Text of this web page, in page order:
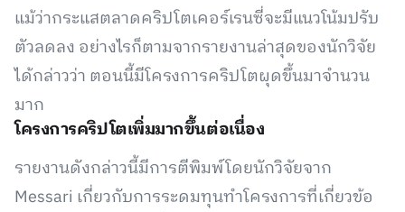
แม้ว่ากระแสตลาดคริปโตเคอร์เรนซี่จะมีแนวโน้มปรับ
ตัวลดลง อย่างไรก็ตามจากรายงานล่าสุดของนักวิจัย
ได้กล่าวว่า ตอนนี้มีโครงการคริปโตผุดขึ้นมาจำนวน
มาก
โครงการคริปโตเพิ่มมากขึ้นต่อเนื่อง
รายงานดังกล่าวนี้มีการตีพิมพ์โดยนักวิจัยจาก
Messari เกี่ยวกับการระดมทุนทำโครงการที่เกี่ยวข้อ